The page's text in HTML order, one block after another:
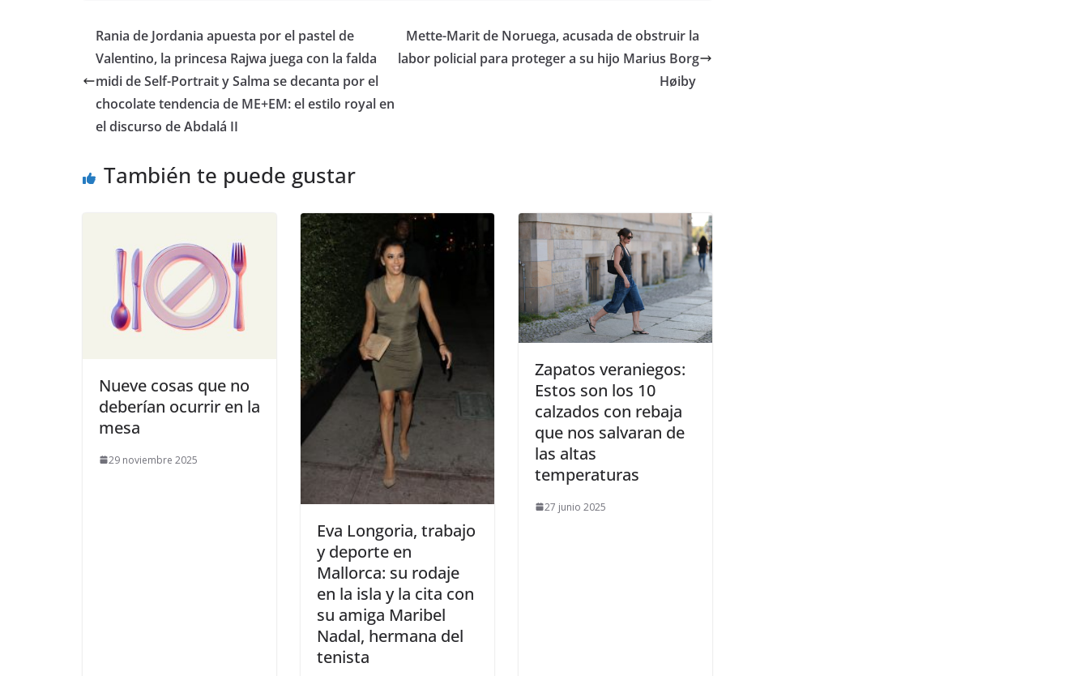
​Rania de Jordania apuesta por el pastel de
Valentino, la princesa Rajwa juega con la falda
midi de Self-Portrait y Salma se decanta por el
chocolate tendencia de ME+EM: el estilo royal en
el discurso de Abdalá II
​Mette-Marit de Noruega, acusada de obstruir la
labor policial para proteger a su hijo Marius Borg
Høiby
También te puede gustar
​Nueve cosas que no
deberían ocurrir en la
mesa
29 noviembre 2025
​Eva Longoria, trabajo
y deporte en
Mallorca: su rodaje
en la isla y la cita con
su amiga Maribel
Nadal, hermana del
tenista
​Zapatos veraniegos:
Estos son los 10
calzados con rebaja
que nos salvaran de
las altas
temperaturas
27 junio 2025